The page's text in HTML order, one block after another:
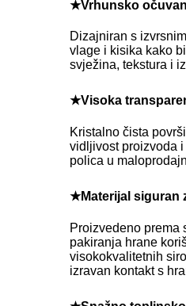
★Vrhunsko
Dizajniran s
vlage i kisika kako
svježina, tekstura i
★Visoka
Kristalno čista
vidljivost proizvoda
polica u
★Materijal siguran
Proizvedeno prema
pakiranja hrane
visokokvalitetnih
izravan kontakt s